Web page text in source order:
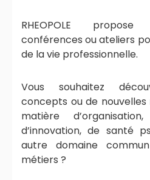
RHEOPOLE
conférences ou ateliers
de la vie professionnelle.
Vous souhaitez
concepts ou de
matière
d’innovation, de santé
autre domaine
métiers ?